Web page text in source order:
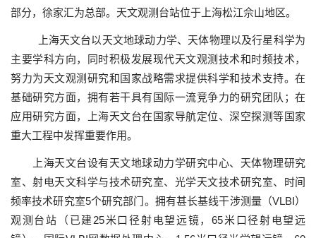
部分，徐家汇为总部。天文观测 台站位于上海松江佘山地区。
上海天文台以天文地球动力学、天体物理以及行星科学为
主要学科方向，同时积极发展现代天文观测 技术和时频技术，
努力为天文观测 研究和国家战略需求提供科学和技术支持。在
基础研究方面， 拥有若干具有国 际一流竞争力的研究团队 ；在
应用研究方面，上海天文台在国家导航定位、深空探测等国家
重大工程中发挥重要作用。
上海天文台设有天文地球动力学研究中心、天体物理研究
室、射电天文科学与技术研究室、光学天文技术研究室、 时间
频率技术研究室5个研究部门。 拥有甚长基线干涉测量（VLBI）
观测 台站（已建25米口径射电望远镜，65米口径射电望远